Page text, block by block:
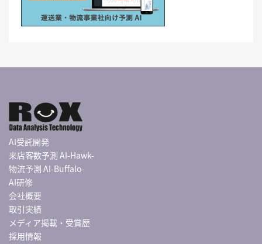
AI受託開発
来店客数予測 AI-Hawk-
物流予測 AI-Buffalo-
AI研修
会社概要
取引実績
メディア掲載・受賞歴
採用情報